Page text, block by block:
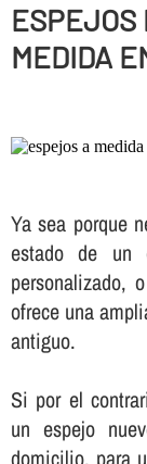
ESPEJOS
MEDIDA
Ya sea porque
estado de un
personalizado,
ofrece una
antiguo.
Si por el
un espejo
domicilio, para